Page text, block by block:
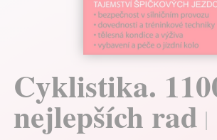
Cyklistika.
nejlepších rad